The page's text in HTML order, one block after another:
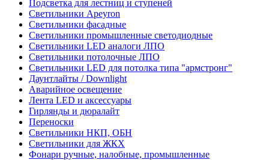
Подсветка для лестниц и ступеней
Светильники Apeyron
Светильники фасадные
Светильники промышленные светодиодные
Светильники LED аналоги ЛПО
Светильники потолочные ЛПО
Светильники LED для потолка типа "армстронг"
Даунтлайты / Downlight
Аварийное освещение
Лента LED и аксессуары
Гирлянды и дюралайт
Переноски
Светильники НКП, ОБН
Светильники для ЖКХ
Фонари ручные, налобные, промышленные